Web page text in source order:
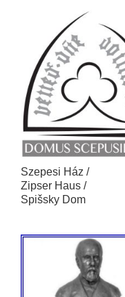
Szepesi Ház /
Zipser Haus /
Spišsky Dom